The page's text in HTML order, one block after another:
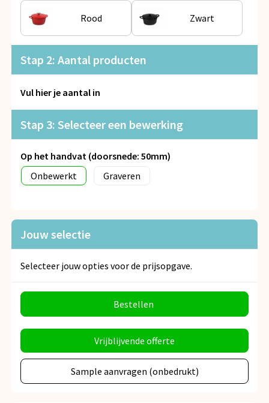
Snoepgoed
Spellen voor binnen en buiten
Veiligheid, Auto en Fiets
Vrije tijd en Strand
Anti-stress
Rood Zwart
Stap 2: Aantal producten
Vul hier je aantal in
Stap 3: Selecteer een bewerking
Op het handvat (doorsnede: 50mm)
Onbewerkt
Graveren
Jouw selectie
Selecteer jouw opties voor de prijsopgave.
Bestellen
Vrijblijvende offerte
Sample aanvragen (onbedrukt)